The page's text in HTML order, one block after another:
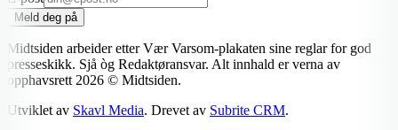
Meld deg på
Midtsiden arbeider etter Vær Varsom-plakaten sine reglar for god
presseskikk. Sjå òg Redaktøransvar. Alt innhald er verna av
opphavsrett2026 © Midtsiden.
Utviklet av Skavl Media. Drevet av Subrite CRM.